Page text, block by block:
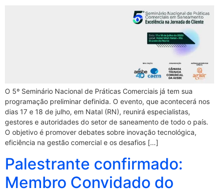
O 5º Seminário Nacional de Práticas Comerciais já tem sua
programação preliminar definida. O evento, que acontecerá nos
dias 17 e 18 de julho, em Natal (RN), reunirá especialistas,
gestores e autoridades do setor de saneamento de todo o país.
O objetivo é promover debates sobre inovação tecnológica,
eficiência na gestão comercial e os desafios […]
Palestrante confirmado:
Membro Convidado do